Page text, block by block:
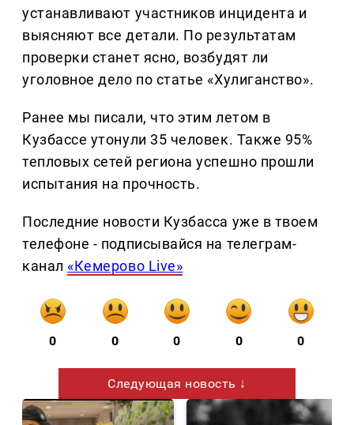
устанавливают участников инцидента и
выясняют все детали. По результатам
проверки станет ясно, возбудят ли
уголовное дело по статье «Хулиганство».
Ранее мы писали, что этим летом в
Кузбассе утонули 35 человек. Также 95%
тепловых сетей региона успешно прошли
испытания на прочность.
Последние новости Кузбасса уже в твоем
телефоне - подписывайся на телеграм-
канал «Кемерово Live»
0 0 0 0 0
Следующая новость ↓